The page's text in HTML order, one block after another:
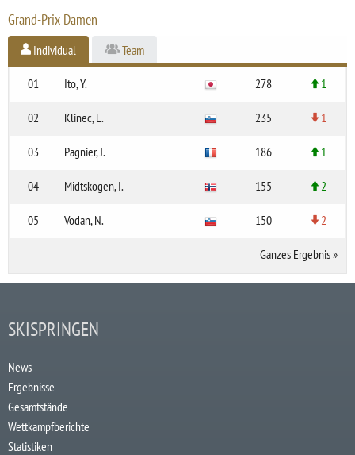
Grand-Prix Damen
Individual Team
01 Ito, Y. 278 1
02 Klinec, E. 235 1
03 Pagnier, J. 186 1
04 Midtskogen, I. 155 2
05 Vodan, N. 150 2
Ganzes Ergebnis»
SKISPRINGEN
News
Ergebnisse
Gesamtstände
Wettkampfberichte
Statistiken